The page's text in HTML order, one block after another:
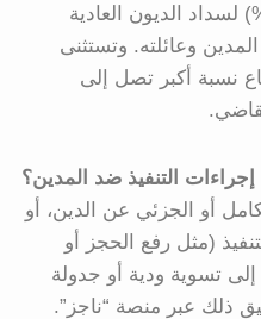
عادةً ثلث الراتب (33%) لسداد الديون العادية
وعائلته. وتستثنى
نسبة أكبر تصل إلى
أو الجزئي عن الدين، أو
(مثل رفع الحجز أو
تسوية ودية أو جدولة
ذلك عبر منصة “ناجز”.